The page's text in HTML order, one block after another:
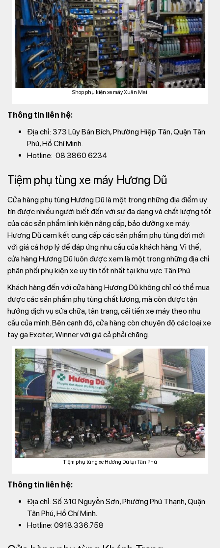
Shop phụ kiện xe máy Xuân Mai
Thông tin liên hệ:
Địa chỉ: 373 Lũy Bán Bích, Phường Hiệp Tân, Quận Tân
Phú, Hồ Chí Minh.
Hotline: 08 3860 6234
Tiệm phụ tùng xe máy Hương Dũ
Cửa hàng phụ tùng Hương Dũ là một trong những địa điểm uy
tín được nhiều người biết đến với sự đa dạng và chất lượng tốt
của các sản phẩm linh kiện nâng cấp, bảo dưỡng xe máy.
Hương Dũ cam kết cung cấp các sản phẩm phụ tùng đời mới
với giá cả hợp lý để đáp ứng nhu cầu của khách hàng. Vì thế,
cửa hàng Hương Dũ luôn được xem là một trong những địa chỉ
phân phối phụ kiện xe uy tín tốt nhất tại khu vực Tân Phú.
Khách hàng đến với cửa hàng Hương Dũ không chỉ có thể mua
được các sản phẩm phụ tùng chất lượng, mà còn được tận
hưởng dịch vụ sửa chữa, tân trang, cải tiến xe máy theo nhu
cầu của mình. Bên cạnh đó, cửa hàng còn chuyên độ các loại xe
tay ga Exciter, Winner với giá cả phải chăng.
Tiệm phụ tùng xe Hương Dũ tại Tân Phú
Thông tin liên hệ:
Địa chỉ: Số 310 Nguyễn Sơn, Phường Phú Thạnh, Quận
Tân Phú, Hồ Chí Minh.
Hotline: 0918.336.758